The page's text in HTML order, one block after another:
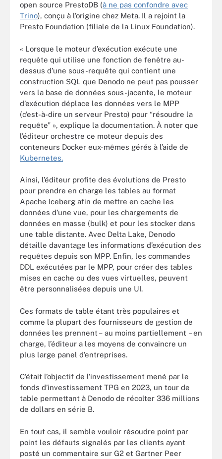
open source PrestoDB (à ne pas confondre avec
Trino), conçu à l’origine chez Meta. Il a rejoint la
Presto Foundation (filiale de la Linux Foundation).
« Lorsque le moteur d’exécution exécute une
requête qui utilise une fonction de fenêtre au-
dessus d’une sous-requête qui contient une
construction SQL que Denodo ne peut pas pousser
vers la base de données sous-jacente, le moteur
d’exécution déplace les données vers le MPP
(c’est-à-dire un serveur Presto) pour “résoudre la
requête” », explique la documentation. À noter que
l’éditeur orchestre ce moteur depuis des
conteneurs Docker eux-mêmes gérés à l’aide de
Kubernetes.
Ainsi, l’éditeur profite des évolutions de Presto
pour prendre en charge les tables au format
Apache Iceberg afin de mettre en cache les
données d’une vue, pour les chargements de
données en masse (bulk) et pour les stocker dans
une table distante. Avec Delta Lake, Denodo
détaille davantage les informations d’exécution des
requêtes depuis son MPP. Enfin, les commandes
DDL exécutées par le MPP, pour créer des tables
mises en cache ou des vues virtuelles, peuvent
être personnalisées depuis une UI.
Ces formats de table étant très populaires et
comme la plupart des fournisseurs de gestion de
données les prennent – au moins partiellement – en
charge, l’éditeur a les moyens de convaincre un
plus large panel d’entreprises.
C’était l’objectif de l’investissement mené par le
fonds d’investissement TPG en 2023, un tour de
table permettant à Denodo de récolter 336 millions
de dollars en série B.
En tout cas, il semble vouloir résoudre point par
point les défauts signalés par les clients ayant
posté un commentaire sur G2 et Gartner Peer